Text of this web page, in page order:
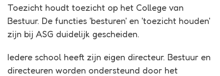
Toezicht houdt toezicht op het College van
Bestuur. De functies 'besturen' en 'toezicht houden'
zijn bij ASG duidelijk gescheiden.
Iedere school heeft zijn eigen directeur. Bestuur en
directeuren worden ondersteund door het